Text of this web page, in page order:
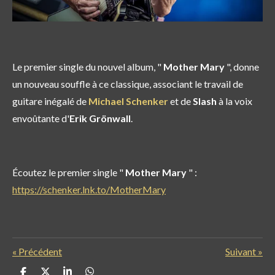
Le premier single du nouvel album, " Mother Mary ", donne
un nouveau souffle à ce classique, associant le travail de
guitare inégalé de Michael Schenkeret deSlash à la voix
envoûtante d'Erik Grönwall.
Écoutez le premier single " Mother Mary " :
https://schenker.lnk.to/MotherMary
« Précédent Suivant »